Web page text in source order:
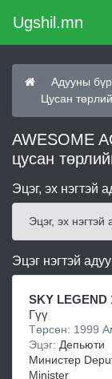
Ugshil.mn
Адууны
Цусан
AWESOME
цусан
Эцэг, эх нэгтэй
Эцэг, эх нэгтэй
Эцэг нэгтэй адуу
SKY LEGEND
Гүү
Төрсөн: 1999
Эцэг: Депьюти
Министер
Minister